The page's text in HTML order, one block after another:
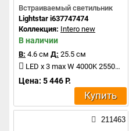
Встраиваемый светильник
Lightstar i637747474
Коллекция: Intero new
В наличии
В: 4.6 см Д: 25.5 см
LED x 3 max W 4000K 2550Lm
Цена: 5 446 Р.
Купить
211463